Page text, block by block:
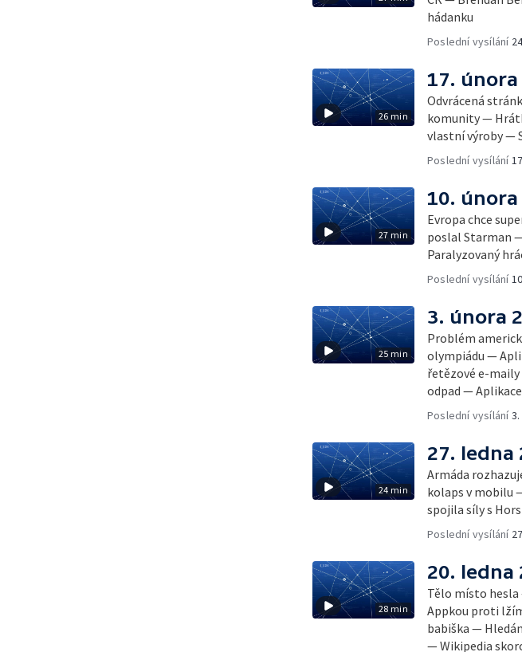
hádanku
Poslední vysílání
26 min
17. února
Odvrácená
komunity —
vlastní výroby —
Poslední vysílání
27 min
10. února
Evropa chce
poslal Starman
Paralyzovaný
Poslední vysílání
25 min
3. února
Problém
olympiádu —
řetězové e-
odpad —
Poslední vysílání3.
24 min
27. ledna
Armáda
kolaps v mobilu
spojila síly s
Poslední vysílání
28 min
20. ledna
Tělo místo
Appkou proti
babiška —
— Wikipedia